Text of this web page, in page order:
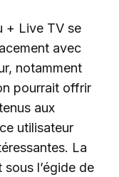
+ Live TV se
avec
notamment
pourrait offrir
aux
utilisateur
La
l’égide de